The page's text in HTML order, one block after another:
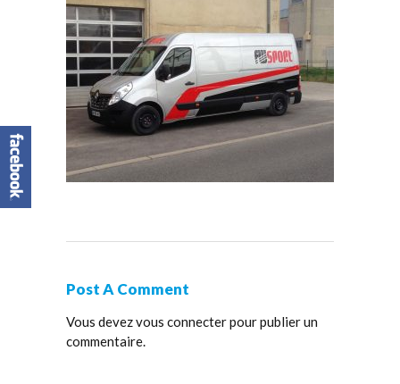
Post A Comment
Vous devezvous connecterpour publier un
commentaire.